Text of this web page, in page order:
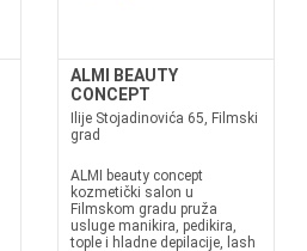
ALMI BEAUTY
CONCEPT
Ilije Stojadinovića 65, Filmski
grad
ALMI beauty concept
kozmetički salon u
Filmskom gradu pruža
usluge manikira, pedikira,
tople i hladne depilacije, lash